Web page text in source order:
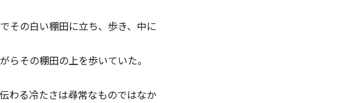
その白い棚⽥に立ち、歩き、中に
その棚⽥の上を歩いていた。
わる冷たさは尋常なものではなか